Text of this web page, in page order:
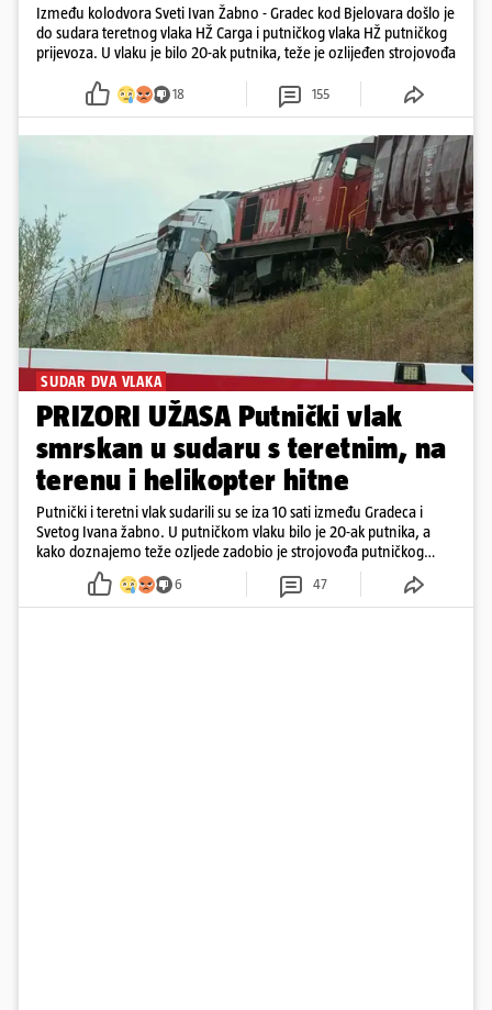
Između kolodvora Sveti Ivan Žabno - Gradec kod Bjelovara došlo je
do sudara teretnog vlaka HŽ Carga i putničkog vlaka HŽ putničkog
prijevoza. U vlaku je bilo 20-ak putnika, teže je ozlijeđen strojovođa
18 155
SUDAR DVA VLAKA
PRIZORI UŽASA Putnički vlak
smrskan u sudaru s teretnim, na
terenu i helikopter hitne
Putnički i teretni vlak sudarili su se iza 10 sati između Gradeca i
Svetog Ivana žabno. U putničkom vlaku bilo je 20-ak putnika, a
kako doznajemo teže ozljede zadobio je strojovođa putničkog
vlaka. Zatvoren je promet, a fotoreporteri Prigorskog objavili su
prve snimke s mjesta sudara
6 47